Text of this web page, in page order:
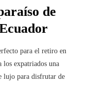
de
para el retiro en
los expatriados una
lujo para disfrutar de